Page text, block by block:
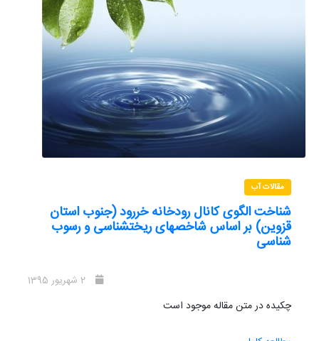
مقالات آب
شناخت الگوی کانال رودخانه خررود (جنوب استان
قزوین) بر اساس شاخصهای ریختشناسی و رسوب
شناسی
چکیده در متن مقاله موجود است